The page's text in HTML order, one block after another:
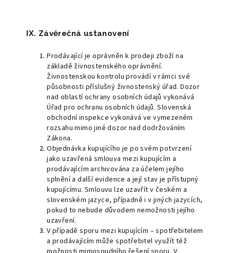
IX. Závěrečná ustanovení
Prodávající je oprávněn k prodeji zboží na
základě živnostenského oprávnění.
Živnostenskou kontrolu provádí v rámci své
působnosti příslušný živnostenský úřad. Dozor
nad oblastí ochrany osobních údajů vykonává
Úřad pro ochranu osobních údajů. Slovenská
obchodní inspekce vykonává ve vymezeném
rozsahu mimo jiné dozor nad dodržováním
Zákona.
Objednávka kupujícího je po svém potvrzení
jako uzavřená smlouva mezi kupujícím a
prodávajícím archivována za účelem jejího
splnění a další evidence a její stav je přístupný
kupujícímu. Smlouvu lze uzavřít v českém a
slovenském jazyce, případně i v jiných jazycích,
pokud to nebude důvodem nemožnosti jejího
uzavření.
V případě sporu mezi kupujícím – spotřebitelem
a prodávajícím může spotřebitel využít též